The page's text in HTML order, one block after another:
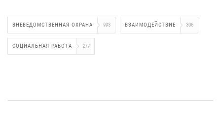
ВНЕВЕДОМСТВЕННАЯ ОХРАНА 993 ВЗАИМОДЕЙСТВИЕ 306
СОЦИАЛЬНАЯ РАБОТА 277